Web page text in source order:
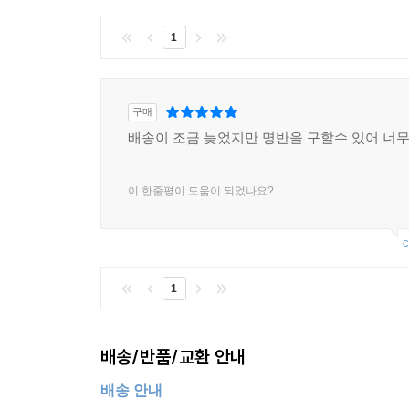
1
구매
배송이 조금 늦었지만 명반을 구할수 있어 너
이 한줄평이 도움이 되었나요?
1
배송/반품/교환 안내
배송 안내